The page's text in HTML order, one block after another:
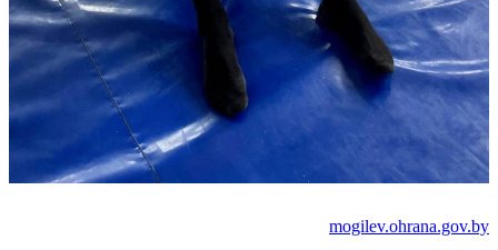
mogilev.ohrana.gov.by